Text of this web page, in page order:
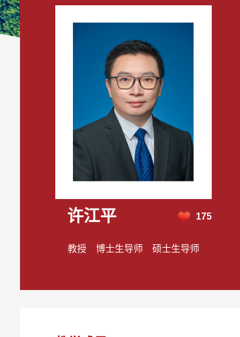
许江平 175
教授 博士生导师 硕士生导师